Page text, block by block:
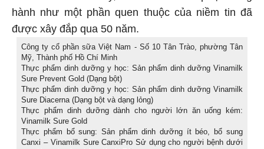
hành như một phần quen thuộc của niềm tin đã
được xây đắp qua 50 năm.
Công ty cổ phần sữa Việt Nam - Số 10 Tân Trào, phường Tân
Mỹ, Thành phố Hồ Chí Minh
Thực phẩm dinh dưỡng y học: Sản phẩm dinh dưỡng Vinamilk
Sure Prevent Gold (Dạng bột)
Thực phẩm dinh dưỡng y học: Sản phẩm dinh dưỡng Vinamilk
Sure Diacerna (Dạng bột và dạng lỏng)
Thực phẩm dinh dưỡng dành cho người lớn ăn uống kém:
Vinamilk Sure Gold
Thực phẩm bổ sung: Sản phẩm dinh dưỡng ít béo, bổ sung
Canxi – Vinamilk Sure CanxiPro Sử dụng cho người bệnh dưới